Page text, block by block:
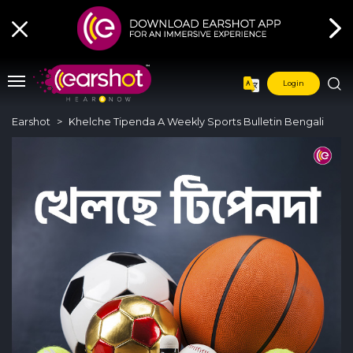
Login
Earshot Khelche Tipenda A Weekly Sports Bulletin Bengali